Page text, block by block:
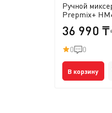
Ручной
Prepmix+
36 990 ₸
0 0
В корзину